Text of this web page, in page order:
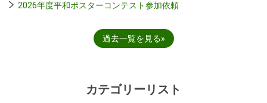
2026年度平和ポスターコンテスト参加依頼
過去一覧を見る
カテゴリーリスト